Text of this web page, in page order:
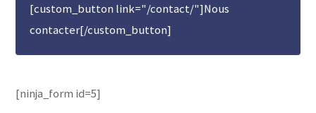
[custom_button link="/contact/"]Nous
contacter[/custom_button]
[ninja_form id=5]